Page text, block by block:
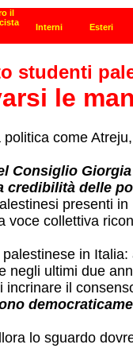
studenti
le
come
Consiglio
delle
presenti
collettiva
in
ultimi due
il
lo sguardo